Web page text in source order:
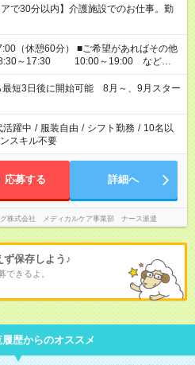
アで30分以内】介護施設でのお仕事。勤
） ■ご希望があればその他
8:30～17:30 10:00～19:00 など
たい」 「できれば残業はしたくない」
ったお仕事をご紹介します！ ※Wワ
お仕事で希望する勤務時間と、もう1つ
計で週40時間を超える場合は応募でき
短3日後に開始可能 8月～、9月スター
活躍中 / 服装自由 / シフト勤務 / 10名以
スキル不要
応募する 詳細へ
グ株式会社 メディカルケア事業部 ナース派遣
ず保存しよう♪
できるよ。
歴からのオススメ